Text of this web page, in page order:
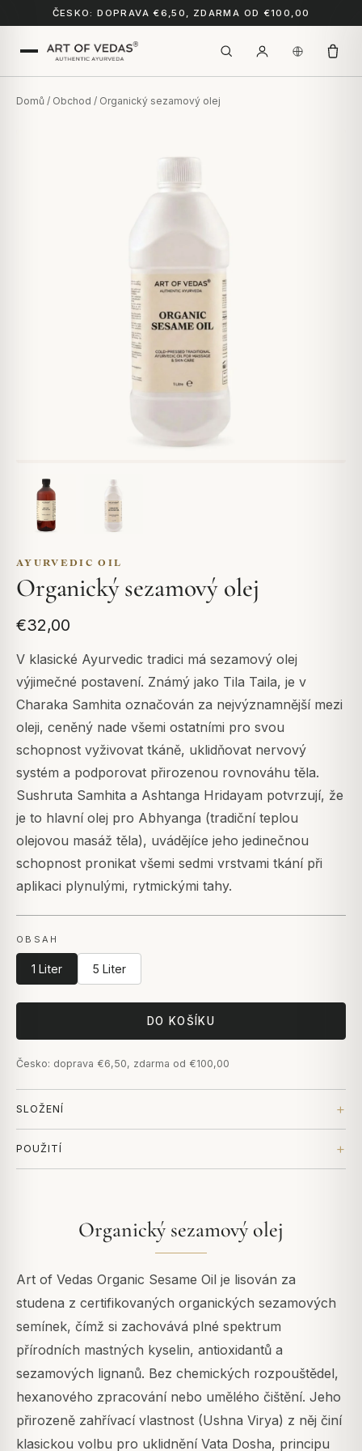
ČESKO: DOPRAVA €6,50, ZDARMA OD €100,00
Domů / Obchod / Organický sezamový olej
AYURVEDIC OIL
Organický sezamový olej
€32,00
V klasické Ayurvedic tradici má sezamový olej
výjimečné postavení. Známý jako Tila Taila, je v
Charaka Samhita označován za nejvýznamnější mezi
oleji, ceněný nade všemi ostatními pro svou
schopnost vyživovat tkáně, uklidňovat nervový
systém a podporovat přirozenou rovnováhu těla.
Sushruta Samhita a Ashtanga Hridayam potvrzují, že
je to hlavní olej pro Abhyanga (tradiční teplou
olejovou masáž těla), uvádějíce jeho jedinečnou
schopnost pronikat všemi sedmi vrstvami tkání při
aplikaci plynulými, rytmickými tahy.
OBSAH
1 Liter 5 Liter
DO KOŠÍKU
Česko: doprava €6,50, zdarma od €100,00
SLOŽENÍ
POUŽITÍ
Organický sezamový olej
Art of Vedas Organic Sesame Oil je lisován za
studena z certifikovaných organických sezamových
semínek, čímž si zachovává plné spektrum
přírodních mastných kyselin, antioxidantů a
sezamových lignanů. Bez chemických rozpouštědel,
hexanového zpracování nebo umělého čištění. Jeho
přirozeně zahřívací vlastnost (Ushna Virya) z něj činí
klasickou volbu pro uklidnění Vata Dosha, principu